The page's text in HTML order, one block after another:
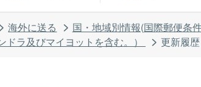
海外に送る
国・地域別情報(国際郵便条
ラ及びマイヨットを含む。）
更新履歴